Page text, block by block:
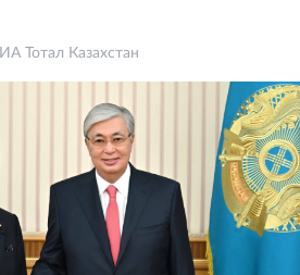
ИА Тотал Казахстан